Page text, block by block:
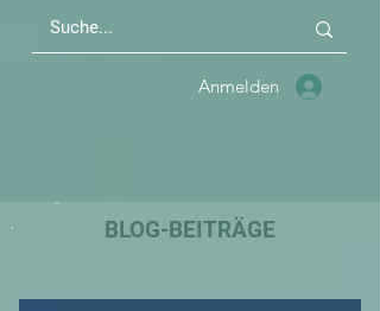
Anmelden
BLOG-BEITRÄGE